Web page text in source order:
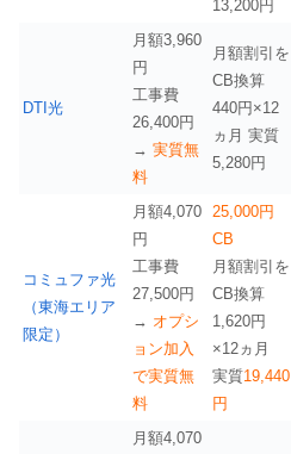
13,200円
DTI光
月額3,960
円
工事費
26,400円
→ 実質無
料
月額割引を
CB換算
440円×12
ヵ月 実質
5,280円
コミュファ光
（東海エリア
限定）
月額4,070
円
工事費
27,500円
→ オプシ
ョン加入
で実質無
料
25,000円
CB
月額割引を
CB換算
1,620円
×12ヵ月
実質19,440
円
月額4,070